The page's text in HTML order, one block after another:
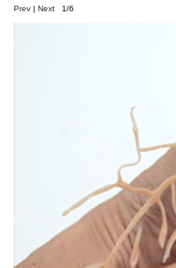
Prev | Next 1/6